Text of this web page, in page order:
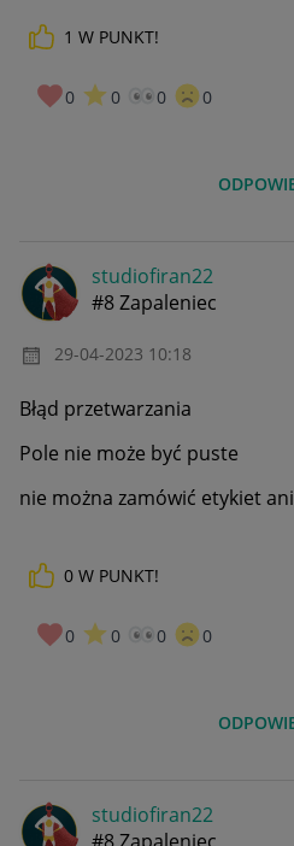
1 W PUNKT!
0 0 0 0
studiofiran22
#8 Zapaleniec
‎29-04-2023 10:18
Błąd przetwarzania
Pole nie może być puste
nie można zamówić etykiet
0 W PUNKT!
0 0 0 0
studiofiran22